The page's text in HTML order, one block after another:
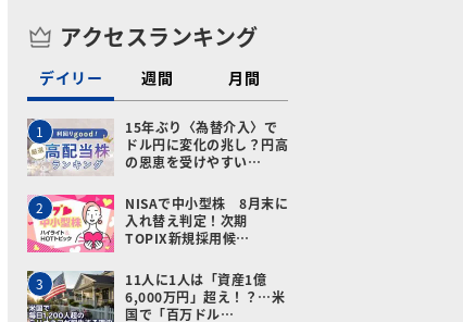
メールで送る
アクセスランキング
デイリー 週間 月間
1
15年ぶり〈為替介入〉で
ドル円に変化の兆し？円高
の恩恵を受けやすい…
2
NISAで中小型株 8月末に
入れ替え判定！次期
TOPIX新規採用候…
3
11人に1人は「資産1億
6,000万円」超え！？…米
国で「百万ドル…